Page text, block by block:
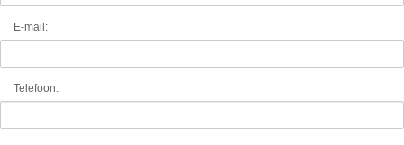
E-mail:
Telefoon: